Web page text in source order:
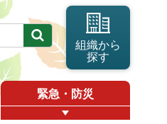
組織から
探す
緊急・防災